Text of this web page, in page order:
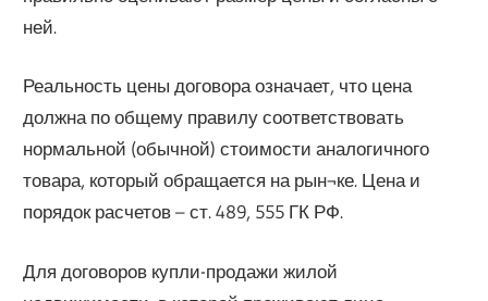
ней.
Реальность цены договора означает, что цена
должна по общему правилу соответствовать
нормальной (обычной) стоимости аналогичного
товара, который обращается на рын¬ке. Цена и
порядок расчетов – ст. 489, 555 ГК РФ.
Для договоров купли-продажи жилой